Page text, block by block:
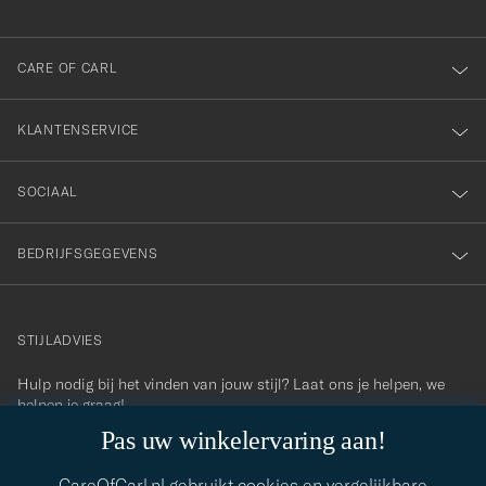
Pas uw winkelervaring aan!
onze
nieuwsbrief!
CARE OF CARL
KLANTENSERVICE
SOCIAAL
BEDRIJFSGEGEVENS
contact@careofcarl.com
STIJLADVIES
Hulp nodig bij het vinden van jouw stijl? Laat ons je helpen, we
helpen je graag!
STIJLADVIES